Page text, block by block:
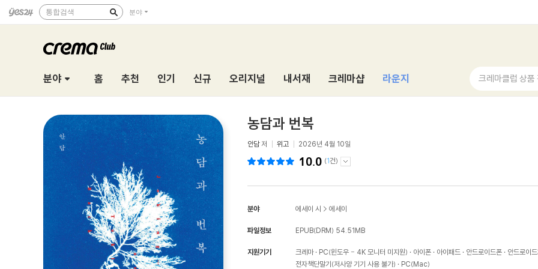
통합검색 분야
분야 홈 추천 인기 신규 오리지널 내서재 크레마샵 라운지 크레마클럽 상품
농담과 번복
안담저 위고 2026년 4월 10일
10.0 (1건)
분야 에세이 시 > 에세이
파일정보 EPUB(DRM) 54.51MB
지원기기 크레마 PC(윈도우 - 4K 모니터 미지원) 아이폰 아이패드 안드로이드폰
안드로이
전자책단말기(저사양 기기 사용 불가)
PC(Mac)